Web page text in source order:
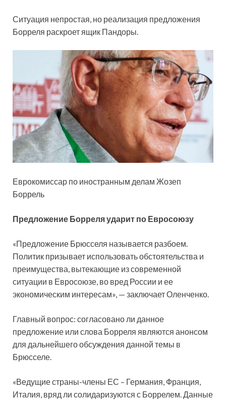
Ситуация непростая, но реализация предложения
Борреля раскроет ящик Пандоры.
Еврокомиссар по иностранным делам Жозеп
Боррель
Предложение Борреля ударит по Евросоюзу
«Предложение Брюсселя называется разбоем.
Политик призывает использовать обстоятельства и
преимущества, вытекающие из современной
ситуации в Евросоюзе, во вред России и ее
экономическим интересам», — заключает Оленченко.
Главный вопрос: согласовано ли данное
предложение или слова Борреля являются анонсом
для дальнейшего обсуждения данной темы в
Брюсселе.
«Ведущие страны-члены ЕС – Германия, Франция,
Италия, вряд ли солидаризуются с Боррелем. Данные